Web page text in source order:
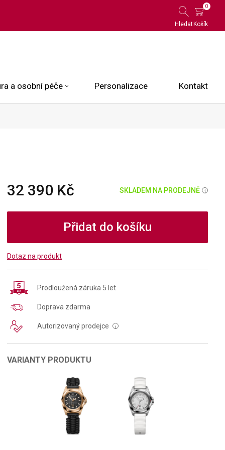
Hledat
0
Košík
a osobní péče Personalizace Kontakt
32 390 Kč SKLADEM NA PRODEJNĚ i
Přidat do košíku
Dotaz na produkt
Prodloužená záruka 5 let
Doprava zdarma
Autorizovaný prodejce i
VARIANTY PRODUKTU